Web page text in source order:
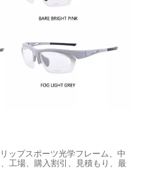
ップスポーツ光学フレーム、中
工場、購入割引、見積もり、最